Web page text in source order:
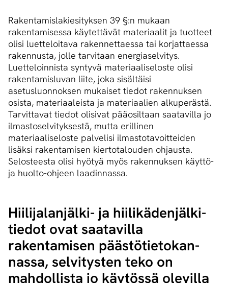
Rakentamislakiesityksen 39 §:n mukaan
rakentamisessa käytettävät materiaalit ja tuotteet
olisi luetteloitava rakennettaessa tai korjattaessa
rakennusta, jolle tarvitaan energiaselvitys.
Luetteloinnista syntyvä materiaaliseloste olisi
rakentamisluvan liite, joka sisältäisi
asetusluonnoksen mukaiset tiedot rakennuksen
osista, materiaaleista ja materiaalien alkuperästä.
Tarvittavat tiedot olisivat pääosiltaan saatavilla jo
ilmastoselvityksestä, mutta erillinen
materiaaliseloste palvelisi ilmastotavoitteiden
lisäksi rakentamisen kiertotalouden ohjausta.
Selosteesta olisi hyötyä myös rakennuksen käyttö-
ja huolto-ohjeen laadinnassa.
Hiilijalanjälki- ja hii­li­kä­den­jäl­ki­
tie­dot ovat saatavilla
rakentamisen pääs­tö­tie­to­kan­
nas­sa, selvitysten teko on
mahdollista jo käytössä olevilla